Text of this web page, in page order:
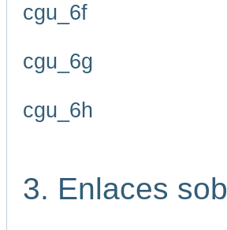
cgu_6f
cgu_6g
cgu_6h
3. Enlaces